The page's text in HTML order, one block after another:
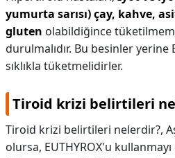
yumurta sarısı) çay, kahve,
gluten olabildiğince
durulmalıdır. Bu besinler
sıklıkla tüketmelidirler.
Tiroid krizi belirtileri
Tiroid krizi belirtileri nelerdir?,
olursa, EUTHYROX'u